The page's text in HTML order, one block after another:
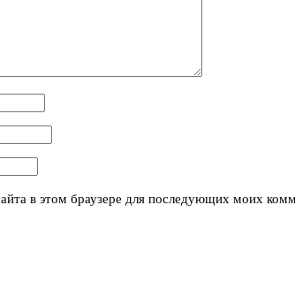
в этом браузере для последующих моих